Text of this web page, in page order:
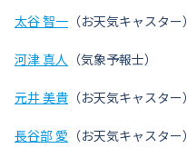
太谷 智一 （お天気キャスター）
河津 真人 （気象予報士）
元井 美貴 （お天気キャスター）
長谷部 愛 （お天気キャスター）